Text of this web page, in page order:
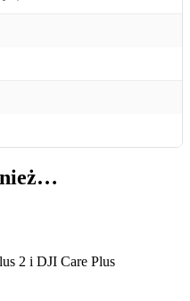
2 i DJI Care Plus